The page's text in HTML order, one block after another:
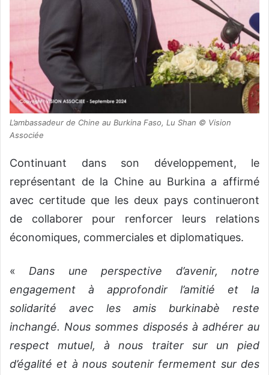
L’ambassadeur de Chine au Burkina Faso, Lu Shan © Vision
Associée
Continuant dans son développement, le
représentant de la Chine au Burkina a affirmé
avec certitude que les deux pays continueront
de collaborer pour renforcer leurs relations
économiques, commerciales et diplomatiques.
« Dans une perspective d’avenir, notre
engagement à approfondir l’amitié et la
solidarité avec les amis burkinabè reste
inchangé. Nous sommes disposés à adhérer au
respect mutuel, à nous traiter sur un pied
d’égalité et à nous soutenir fermement sur des